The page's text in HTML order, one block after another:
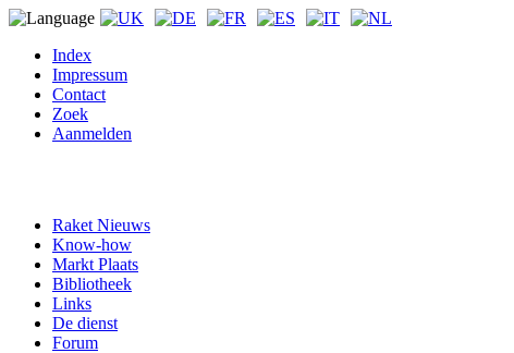
Index
Impressum
Contact
Zoek
Aanmelden
Raket Nieuws
Know-how
Markt Plaats
Bibliotheek
Links
De dienst
Forum